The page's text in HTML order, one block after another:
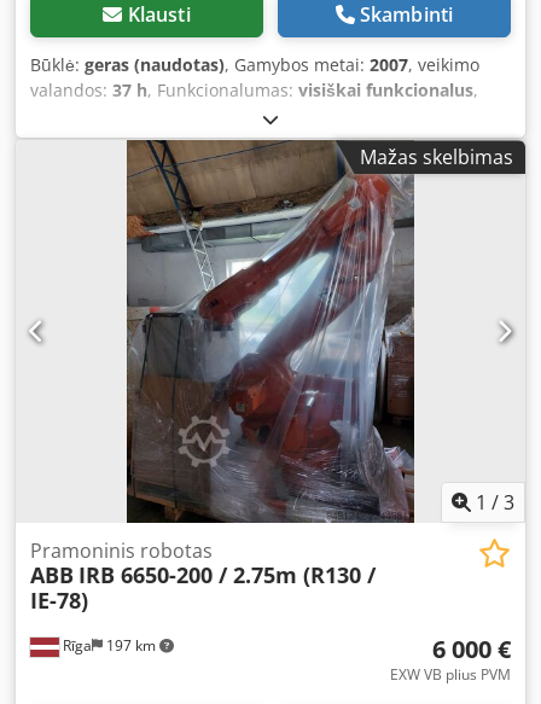
Klausti Skambinti
Būklė: geras (naudotas), Gamybos metai: 2007, veikimo
valandos: 37 h, Funkcionalumas: visiškai funkcionalus,
, rankos pasiekiamumas:
valdiklių gamintojas:ABB, valdiklio modelis:66-55456 (IRC5
, teach pendant gamintojas: ABB, teach pendant
FlexPendant: 10 m kabelis, įėjimo įtampa:
dokumentacija / vadovas, Pilnas ABB IRB 6650-200
/ 2.75 pramoninio roboto komplektas (serijos numeris 66-
55293). Sudaro: robotų manipuliatoriaus ranka, IRC5
valdymo spinta, 10 m ilgio FlexPendant valdiklis ir 15 m
ilgio jungiamieji laidai. Veikianti būklė, laikomas patalpoje
ant padėklo. Randasi Rygoje, Latvijoje. Codpfx Aozqd
Mažas skelbimas
1 /3
Rīga 197 km
Pramoninis robotas
ABB IRB 6650-200 / 2.75m (R130 /
IE-78)
6 000 €
EXW VB plius PVM